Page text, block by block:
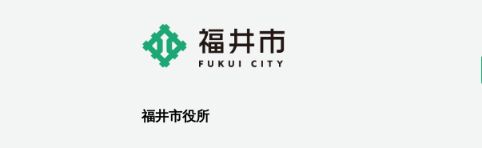
福井市役所